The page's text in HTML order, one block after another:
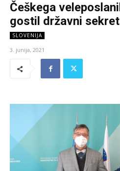
Češkega
gostil državni
SLOVENIJA
3. junija, 2021